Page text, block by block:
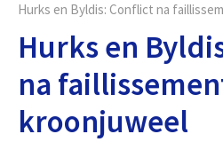
Hurks en Byldis: Conflict na
Hurks en
na
kroonjuweel